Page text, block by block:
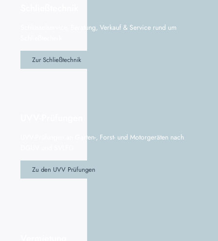
Schlüsselservice, Beratung, Verkauf & Service rund um
Zur Schließtechnik
UVV-Prüfungen an Garten-, Forst- und Motorgeräten nach
Zu den UVV Prüfungen